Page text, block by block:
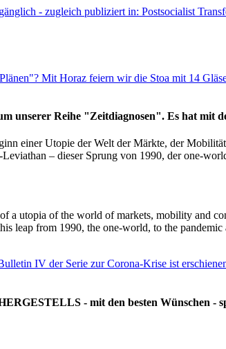
- zugleich publiziert in: Postsocialist
Mit Horaz feiern wir die Stoa mit 14
unserer Reihe "Zeitdiagnosen". Es hat mit
einer Utopie der Welt der Märkte, der
– dieser Sprung von 1990, der one-
a utopia of the world of markets, mobility and
leap from 1990, the one-world, to the
IV der Serie zur Corona-Krise ist
- mit den besten Wünschen -